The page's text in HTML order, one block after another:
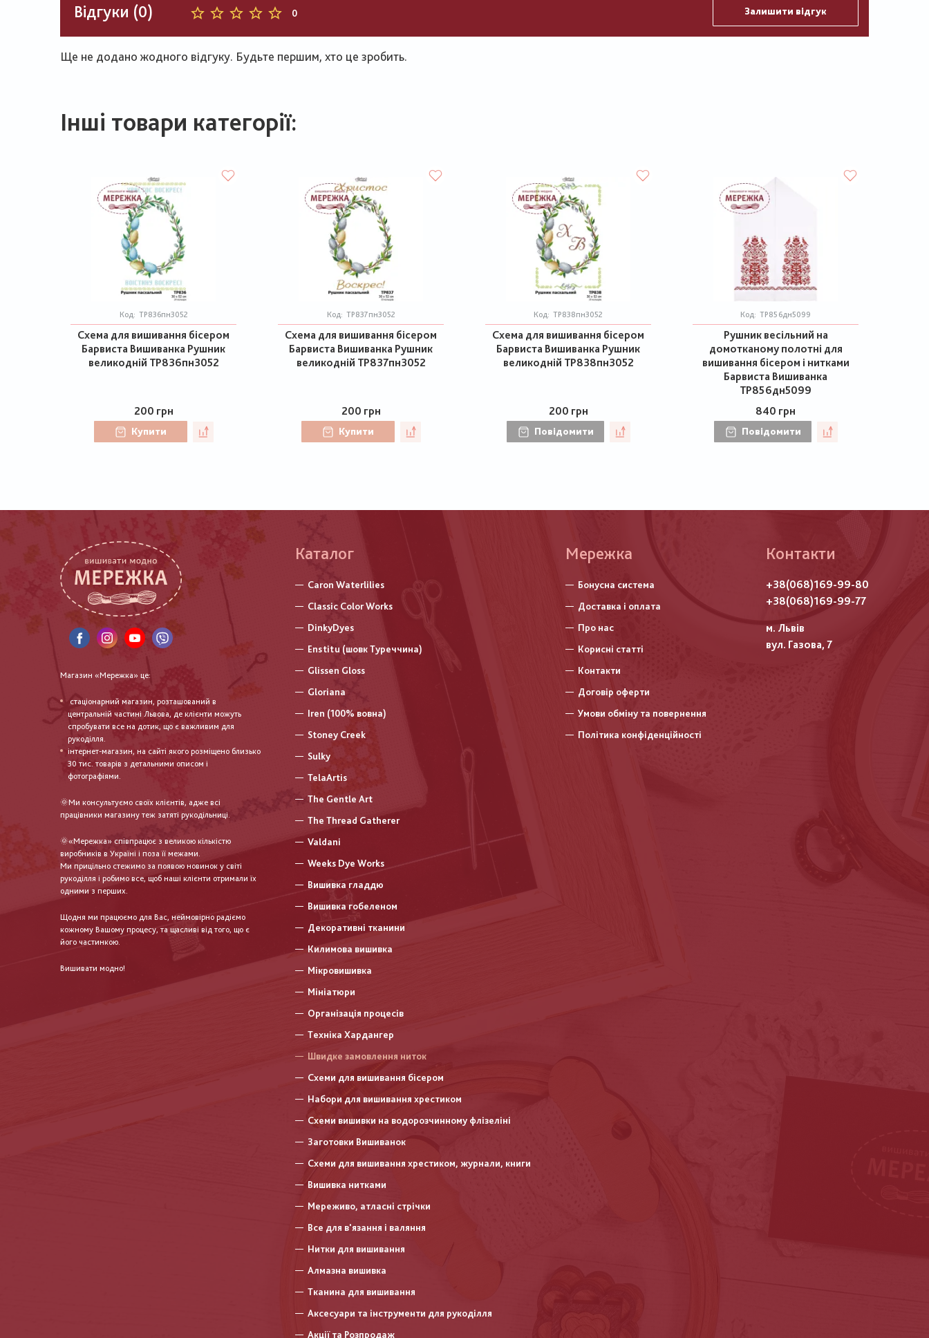
Відгуки (0) 0 Залишити відгук
Ще не додано жодного відгуку. Будьте першим, хто це зробить.
Інші товари категорії:
Код: ТР836пн3052
Схема для вишивання бісером
Барвиста Вишиванка Рушник
великодній ТР836пн3052
200 грн
Купити
Код: ТР837пн3052
Схема для вишивання бісером
Барвиста Вишиванка Рушник
великодній ТР837пн3052
200 грн
Купити
Код: ТР838пн3052
Схема для вишивання бісером
Барвиста Вишиванка Рушник
великодній ТР838пн3052
200 грн
Повідомити
Код: ТР856дн5099
Рушник весільний на
домотканому полотні для
вишивання бісером і нитками
Барвиста Вишиванка
ТР856дн5099
840 грн
Повідомити
Магазин «Мережка» це:
стаціонарний магазин, розташований в
центральній частині Львова, де клієнти можуть
спробувати все на дотик, що є важливим для
рукоділля.
інтернет-магазин, на сайті якого розміщено близько
30 тис. товарів з детальними описом і
фотографіями.
🌞Ми консультуємо своїх клієнтів, адже всі
працівники магазину теж затяті рукодільниці.
🌞«Мережка» співпрацює з великою кількістю
виробників в Україні і поза її межами.
Ми прицільно стежимо за появою новинок у світі
рукоділля і робимо все, щоб наші клієнти отримали їх
одними з перших.
Щодня ми працюємо для Вас, неймовірно радіємо
кожному Вашому процесу, та щасливі від того, що є
його частинкою.
Вишивати модно!
Каталог
Caron Waterlilies
Classic Color Works
DinkyDyes
Enstitu (шовк Туреччина)
Glissen Gloss
Gloriana
Iren (100% вовна)
Stoney Creek
Sulky
TelaArtis
The Gentle Art
The Thread Gatherer
Valdani
Weeks Dye Works
Вишивка гладдю
Вишивка гобеленом
Декоративні тканини
Килимова вишивка
Мікровишивка
Мініатюри
Організація процесів
Техніка Хардангер
Швидке замовлення ниток
Схеми для вишивання бісером
Набори для вишивання хрестиком
Схеми вишивки на водорозчинному флізеліні
Заготовки Вишиванок
Схеми для вишивання хрестиком, журнали, книги
Вишивка нитками
Мереживо, атласні стрічки
Все для в'язання і валяння
Нитки для вишивання
Алмазна вишивка
Тканина для вишивання
Аксесуари та інструменти для рукоділля
Акції та Розпродаж
Меню
нижнього
колонтитулу
Мережка
Бонусна система
Доставка і оплата
Про нас
Корисні статті
Контакти
Договір оферти
Умови обміну та повернення
Політика конфіденційності
Контакти
+38(068)169-99-80
+38(068)169-99-77
м. Львів
вул. Газова, 7